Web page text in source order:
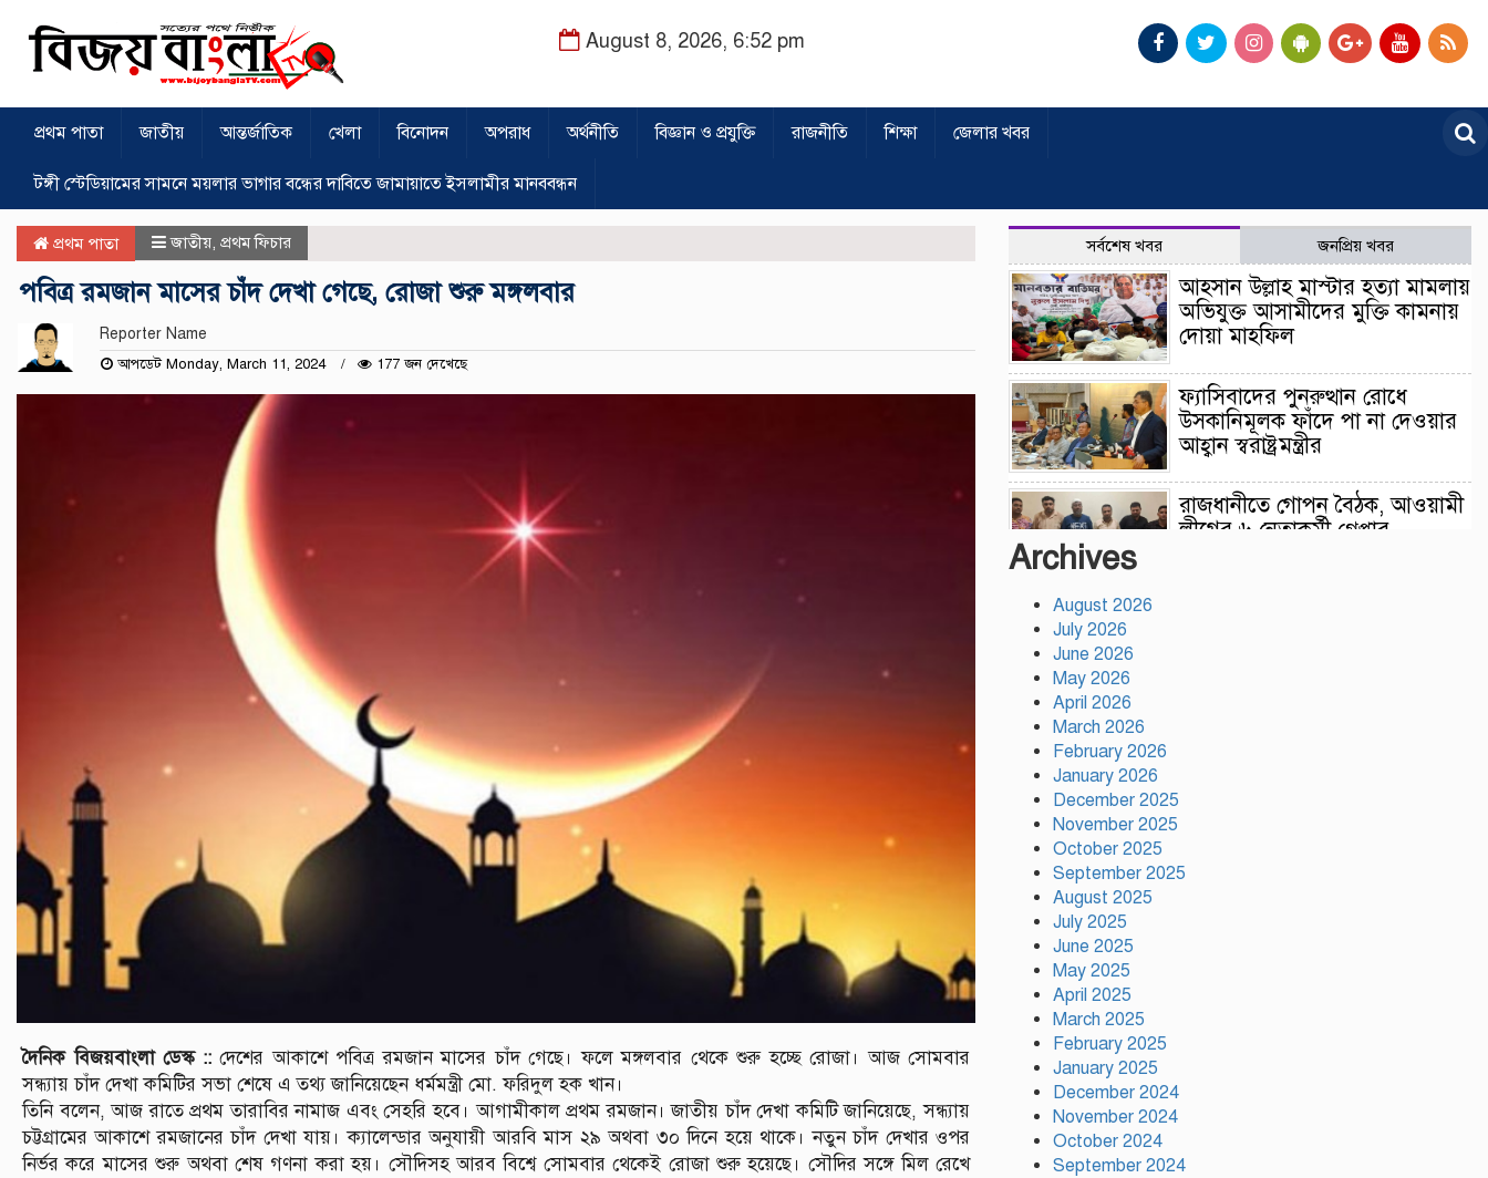
August 8, 2026, 6:52 pm
প্রথম পাতা জাতীয় আন্তর্জাতিক খেলা বিনোদন অপরাধ অর্থনীতি বিজ্ঞান ও প্রযুক্তি রাজনীতি শিক্ষা জেলার খবর
টঙ্গী স্টেডিয়ামের সামনে ময়লার ভাগার বন্ধের দাবিতে জামায়াতে ইসলামীর মানববন্ধন
প্রথম পাতা জাতীয় প্রথম ফিচার
পবিত্র রমজান মাসের চাঁদ দেখা গেছে, রোজা শুরু মঙ্গলবার
Reporter Name
আপডেট Monday, March 11, 2024 177 জন দেখেছে
দৈনিক বিজয়বাংলা ডেস্ক :: দেশের আকাশে পবিত্র রমজান মাসের চাঁদ গেছে। ফলে মঙ্গলবার থেকে শুরু হচ্ছে রোজা। আজ সোমবার
সন্ধ্যায় চাঁদ দেখা কমিটির সভা শেষে এ তথ্য জানিয়েছেন ধর্মমন্ত্রী মো. ফরিদুল হক খান।
তিনি বলেন, আজ রাতে প্রথম তারাবির নামাজ এবং সেহরি হবে। আগামীকাল প্রথম রমজান। জাতীয় চাঁদ দেখা কমিটি জানিয়েছে, সন্ধ্যায়
চট্টগ্রামের আকাশে রমজানের চাঁদ দেখা যায়। ক্যালেন্ডার অনুযায়ী আরবি মাস ২৯ অথবা ৩০ দিনে হয়ে থাকে। নতুন চাঁদ দেখার ওপর
নির্ভর করে মাসের শুরু অথবা শেষ গণনা করা হয়। সৌদিসহ আরব বিশ্বে সোমবার থেকেই রোজা শুরু হয়েছে। সৌদির সঙ্গে মিল রেখে
সর্বশেষ খবর জনপ্রিয় খবর
আহসান উল্লাহ মাস্টার হত্যা মামলায়
অভিযুক্ত আসামীদের মুক্তি কামনায়
দোয়া মাহফিল
ফ্যাসিবাদের পুনরুত্থান রোধে
উসকানিমূলক ফাঁদে পা না দেওয়ার
আহ্বান স্বরাষ্ট্রমন্ত্রীর
রাজধানীতে গোপন বৈঠক, আওয়ামী
লীগের ৬ নেতাকর্মী গ্রেপ্তার
ধরতে চাই: পর্যটন মন্ত্রী
Archives
August 2026
July 2026
June 2026
May 2026
April 2026
March 2026
February 2026
January 2026
December 2025
November 2025
October 2025
September 2025
August 2025
July 2025
June 2025
May 2025
April 2025
March 2025
February 2025
January 2025
December 2024
November 2024
October 2024
September 2024